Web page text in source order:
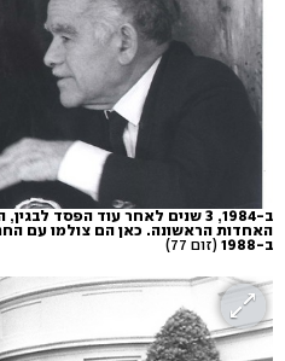
ב-1984, 3 שנים לאחר עוד הפסד
האחדות הראשונה. כאן הם צולמו עם
ב-1988
(זום 77)